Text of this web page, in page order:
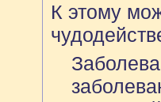
К этому